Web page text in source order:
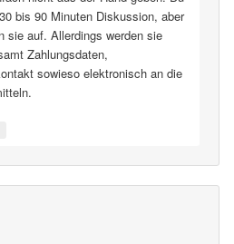
bis 90 Minuten Diskussion, aber
sie auf. Allerdings werden sie
Zahlungsdaten,
sowieso elektronisch an die